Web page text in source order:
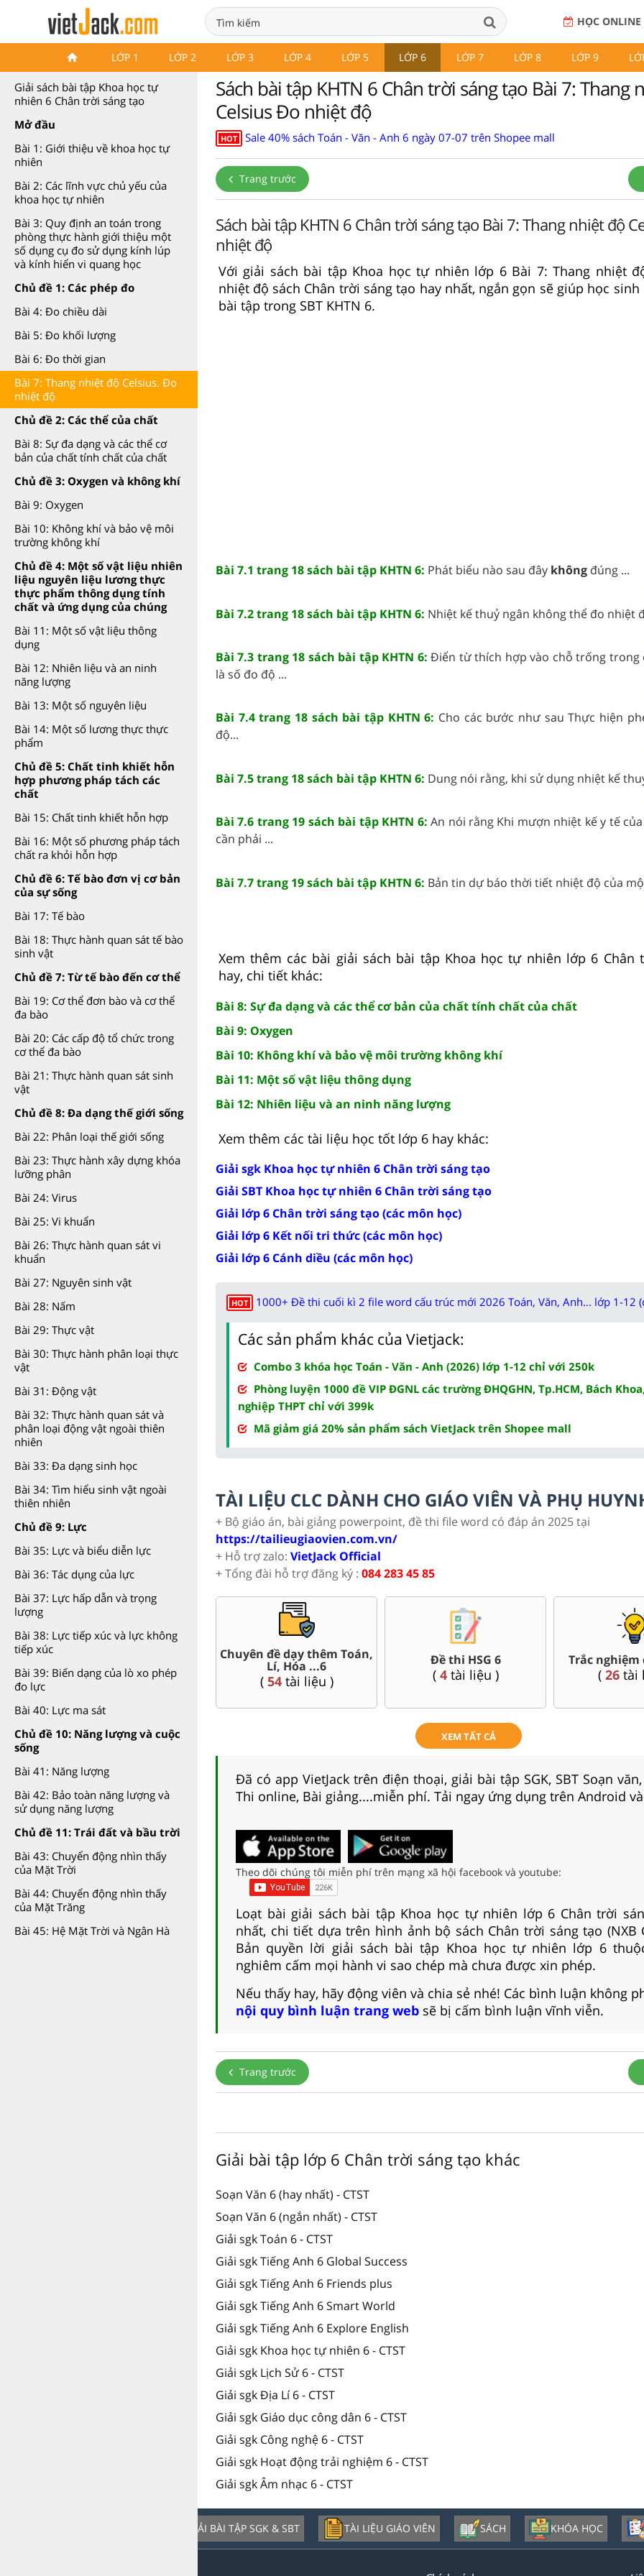
HỌC ONLINE
LỚP 1 LỚP 2 LỚP 3 LỚP 4 LỚP 5 LỚP 6 LỚP 7 LỚP 8 LỚP 9
Sách bài tập Khoa học tự
nhiên 6 Chân trời sáng tạo
Giải sách bài tập Khoa học tự
nhiên 6 Chân trời sáng tạo
Mở đầu
Bài 1: Giới thiệu về khoa học tự
nhiên
Bài 2: Các lĩnh vực chủ yếu của
khoa học tự nhiên
Bài 3: Quy định an toán trong
phòng thực hành giới thiệu một
số dụng cụ đo sử dụng kính lúp
và kính hiển vi quang học
Chủ đề 1: Các phép đo
Bài 4: Đo chiều dài
Bài 5: Đo khối lượng
Bài 6: Đo thời gian
Bài 7: Thang nhiệt độ Celsius. Đo
nhiệt độ
Chủ đề 2: Các thể của chất
Bài 8: Sự đa dạng và các thể cơ
bản của chất tính chất của chất
Chủ đề 3: Oxygen và không khí
Bài 9: Oxygen
Bài 10: Không khí và bảo vệ môi
trường không khí
Chủ đề 4: Một số vật liệu nhiên
liệu nguyên liệu lương thực
thực phẩm thông dụng tính
chất và ứng dụng của chúng
Bài 11: Một số vật liệu thông
dụng
Bài 12: Nhiên liệu và an ninh
năng lượng
Bài 13: Một số nguyên liệu
Bài 14: Một số lương thực thực
phẩm
Chủ đề 5: Chất tinh khiết hỗn
hợp phương pháp tách các
chất
Bài 15: Chất tinh khiết hỗn hợp
Bài 16: Một số phương pháp tách
chất ra khỏi hỗn hợp
Chủ đề 6: Tế bào đơn vị cơ bản
của sự sống
Bài 17: Tế bào
Bài 18: Thực hành quan sát tế bào
sinh vật
Chủ đề 7: Từ tế bào đến cơ thể
Bài 19: Cơ thể đơn bào và cơ thể
đa bào
Bài 20: Các cấp độ tổ chức trong
cơ thể đa bào
Bài 21: Thực hành quan sát sinh
vật
Chủ đề 8: Đa dạng thế giới sống
Bài 22: Phân loại thế giới sống
Bài 23: Thực hành xây dựng khóa
lưỡng phân
Bài 24: Virus
Bài 25: Vi khuẩn
Bài 26: Thực hành quan sát vi
khuẩn
Bài 27: Nguyên sinh vật
Bài 28: Nấm
Bài 29: Thực vật
Bài 30: Thực hành phân loại thực
vật
Bài 31: Động vật
Bài 32: Thực hành quan sát và
phân loại động vật ngoài thiên
nhiên
Bài 33: Đa dạng sinh học
Bài 34: Tìm hiểu sinh vật ngoài
thiên nhiên
Chủ đề 9: Lực
Bài 35: Lực và biểu diễn lực
Bài 36: Tác dụng của lực
Bài 37: Lực hấp dẫn và trọng
lượng
Bài 38: Lực tiếp xúc và lực không
tiếp xúc
Bài 39: Biến dạng của lò xo phép
đo lực
Bài 40: Lực ma sát
Chủ đề 10: Năng lượng và cuộc
sống
Bài 41: Năng lượng
Bài 42: Bảo toàn năng lượng và
sử dụng năng lượng
Chủ đề 11: Trái đất và bầu trời
Bài 43: Chuyển động nhìn thấy
của Mặt Trời
Bài 44: Chuyển động nhìn thấy
của Mặt Trăng
Bài 45: Hệ Mặt Trời và Ngân Hà
Sách bài tập KHTN 6 Chân trời sáng tạo Bài 7: Thang
Celsius Đo nhiệt độ
HOT Sale 40% sách Toán - Văn - Anh 6 ngày 07-07 trên Shopee mall
Trang trước
Sách bài tập KHTN 6 Chân trời sáng tạo Bài 7: Thang nhiệt độ
nhiệt độ
Với giải sách bài tập Khoa học tự nhiên lớp 6 Bài 7: Thang nhiệt
nhiệt độ sách Chân trời sáng tạo hay nhất, ngắn gọn sẽ giúp học sinh
bài tập trong SBT KHTN 6.
Bài 7.1 trang 18 sách bài tập KHTN 6: Phát biểu nào sau đây không đúng ...
Bài 7.2 trang 18 sách bài tập KHTN 6: Nhiệt kế thuỷ ngân không thể đo nhiệt
Bài 7.3 trang 18 sách bài tập KHTN 6:Điển từ thích hợp vào chỗ trống trong
là số đo độ ...
Bài 7.4 trang 18 sách bài tập KHTN 6: Cho các bước như sau Thực hiện
độ...
Bài 7.5 trang 18 sách bài tập KHTN 6: Dung nói rằng, khi sử dụng nhiệt kế
Bài 7.6 trang 19 sách bài tập KHTN 6:An nói rằng Khi mượn nhiệt kế y tế
cần phải ...
Bài 7.7 trang 19 sách bài tập KHTN 6: Bản tin dự báo thời tiết nhiệt độ của
Xem thêm các bài giải sách bài tập Khoa học tự nhiên lớp 6 Chân
hay, chi tiết khác:
Bài 8: Sự đa dạng và các thể cơ bản của chất tính chất của chất
Bài 9: Oxygen
Bài 10: Không khí và bảo vệ môi trường không khí
Bài 11: Một số vật liệu thông dụng
Bài 12: Nhiên liệu và an ninh năng lượng
Xem thêm các tài liệu học tốt lớp 6 hay khác:
Giải sgk Khoa học tự nhiên 6 Chân trời sáng tạo
Giải SBT Khoa học tự nhiên 6 Chân trời sáng tạo
Giải lớp 6 Chân trời sáng tạo (các môn học)
Giải lớp 6 Kết nối tri thức (các môn học)
Giải lớp 6 Cánh diều (các môn học)
HOT 1000+ Đề thi cuối kì 2 file word cấu trúc mới 2026 Toán, Văn, Anh... lớp 1-12
Các sản phẩm khác của Vietjack:
Combo 3 khóa học Toán - Văn - Anh (2026) lớp 1-12 chỉ với 250k
Phòng luyện 1000 đề VIP ĐGNL các trường ĐHQGHN, Tp.HCM, Bách
nghiệp THPT chỉ với 399k
Mã giảm giá 20% sản phẩm sách VietJack trên Shopee mall
TÀI LIỆU CLC DÀNH CHO GIÁO VIÊN VÀ PHỤ
+ Bộ giáo án, bài giảng powerpoint, đề thi file word có đáp án 2025 tại
https://tailieugiaovien.com.vn/
+ Hỗ trợ zalo: VietJack Official
+ Tổng đài hỗ trợ đăng ký : 084 283 45 85
Văn,
(64tài liệu )
Chuyên đề dạy thêm Toán,
Lí, Hóa ...6
( 54tài liệu )
Đề thi HSG 6
( 4tài liệu )
Trắc nghiệm
( 26tài
XEM TẤT CẢ
Đã có app VietJack trên điện thoại, giải bài tập SGK, SBT Soạn
Thi online, Bài giảng....miễn phí. Tải ngay ứng dụng trên Android và
Theo dõi chúng tôi miễn phí trên mạng xã hội facebook và youtube:
Loạt bài giải sách bài tập Khoa học tự nhiên lớp 6 Chân trời
nhất, chi tiết dựa trên hình ảnh bộ sách Chân trời sáng tạo (NXB
Bản quyền lời giải sách bài tập Khoa học tự nhiên lớp 6 thuộc
nghiêm cấm mọi hành vi sao chép mà chưa được xin phép.
Nếu thấy hay, hãy động viên và chia sẻ nhé! Các bình luận không
nội quy bình luận trang web sẽ bị cấm bình luận vĩnh viễn.
Trang trước
Giải bài tập lớp 6 Chân trời sáng tạo khác
Soạn Văn 6 (hay nhất) - CTST
Soạn Văn 6 (ngắn nhất) - CTST
Giải sgk Toán 6 - CTST
Giải sgk Tiếng Anh 6 Global Success
Giải sgk Tiếng Anh 6 Friends plus
Giải sgk Tiếng Anh 6 Smart World
Giải sgk Tiếng Anh 6 Explore English
Giải sgk Khoa học tự nhiên 6 - CTST
Giải sgk Lịch Sử 6 - CTST
Giải sgk Địa Lí 6 - CTST
Giải sgk Giáo dục công dân 6 - CTST
Giải sgk Công nghệ 6 - CTST
Giải sgk Hoạt động trải nghiệm 6 - CTST
Giải sgk Âm nhạc 6 - CTST
GIẢI BÀI TẬP SGK & SBT TÀI LIỆU GIÁO VIÊN SÁCH KHÓA HỌC